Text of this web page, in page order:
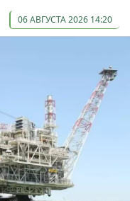
06 АВГУСТА 2026 14:20